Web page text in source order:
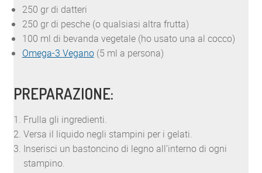
250 gr di datteri
250 gr di pesche (o qualsiasi altra frutta)
100 ml di bevanda vegetale (ho usato una al cocco)
Omega-3 Vegano(5 ml a persona)
PREPARAZIONE:
Frulla gli ingredienti.
Versa il liquido negli stampini per i gelati.
Inserisci un bastoncino di legno all’interno di ogni
stampino.